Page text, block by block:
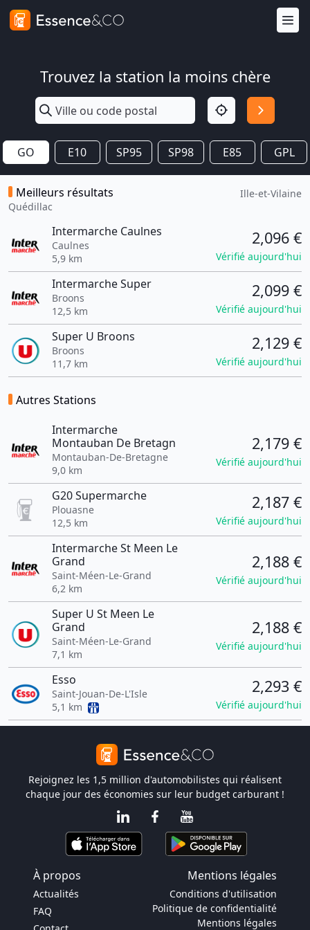
Trouvez la station la moins chère
GO E10 SP95 SP98 E85 GPL
Meilleurs résultats
Quédillac
Ille-et-Vilaine
Intermarche Caulnes
Caulnes
5,9 km
2,096 €
Vérifié aujourd'hui
Intermarche Super
Broons
12,5 km
2,099 €
Vérifié aujourd'hui
Super U Broons
Broons
11,7 km
2,129 €
Vérifié aujourd'hui
Autres Stations
Intermarche
Montauban De Bretagn
Montauban-De-Bretagne
9,0 km
2,179 €
Vérifié aujourd'hui
G20 Supermarche
Plouasne
12,5 km
2,187 €
Vérifié aujourd'hui
Intermarche St Meen Le
Grand
Saint-Méen-Le-Grand
6,2 km
2,188 €
Vérifié aujourd'hui
Super U St Meen Le
Grand
Saint-Méen-Le-Grand
7,1 km
2,188 €
Vérifié aujourd'hui
Esso
Saint-Jouan-De-L'Isle
5,1 km
2,293 €
Vérifié aujourd'hui
Rejoignez les 1,5 million d'automobilistes qui réalisent
chaque jour des économies sur leur budget carburant !
À propos Mentions légales
Actualités
FAQ
Conditions d'utilisation
Politique de confidentialité
Mentions légales